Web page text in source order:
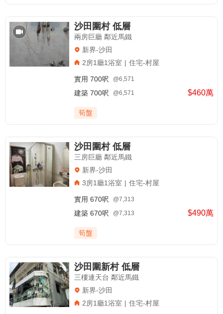
沙田圍村 低層
兩房巨廳 鄰近馬鐵
新界-沙田
2房1廳1浴室 | 住宅-村屋
$460萬
實用 700呎 @6,571
建築 700呎 @6,571
筍盤
沙田圍村 低層
三房巨廳 鄰近馬鐵
新界-沙田
3房1廳1浴室 | 住宅-村屋
$490萬
實用 670呎 @7,313
建築 670呎 @7,313
筍盤
沙田圍新村 低層
三樓連天台 鄰近馬鐵
新界-沙田
2房1廳1浴室 | 住宅-村屋